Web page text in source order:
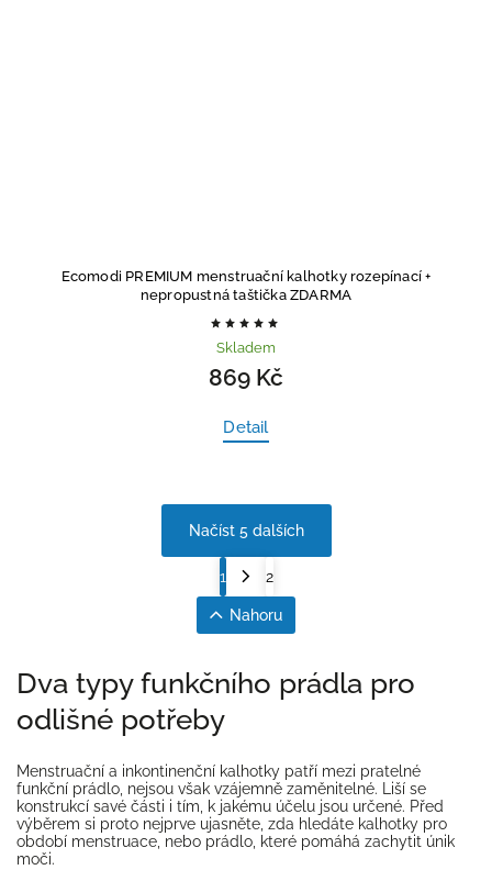
Ecomodi PREMIUM menstruační kalhotky rozepínací+
nepropustná taštička ZDARMA
Skladem
869 Kč
Detail
Načíst 5 dalších
1 2
Nahoru
Dva typy funkčního prádla pro
odlišné potřeby
Menstruační a inkontinenční kalhotky patří mezi pratelné
funkční prádlo, nejsou však vzájemně zaměnitelné. Liší se
konstrukcí savé části i tím, k jakému účelu jsou určené. Před
výběrem si proto nejprve ujasněte, zda hledáte kalhotky pro
období menstruace, nebo prádlo, které pomáhá zachytit únik
moči.